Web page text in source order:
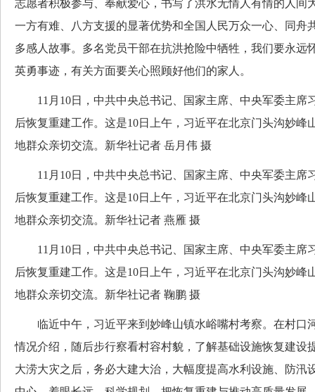
志愿者积极参与、奉献爱心，书写了洪水无情人有情的人间
一方有难、八方支援的显著优势和全国人民万众一心、同舟
多感人故事。多名党员干部在抗洪抢险中牺牲，我们要永远
英勇事迹，有关方面要关心照顾好他们的家人。
11月10日，中共中央总书记、国家主席、中央军委主席
后恢复重建工作。这是10日上午，习近平在北京门头沟妙峰
地群众亲切交流。新华社记者 岳月伟 摄
11月10日，中共中央总书记、国家主席、中央军委主席
后恢复重建工作。这是10日上午，习近平在北京门头沟妙峰
地群众亲切交流。新华社记者 燕雁 摄
11月10日，中共中央总书记、国家主席、中央军委主席
后恢复重建工作。这是10日上午，习近平在北京门头沟妙峰
地群众亲切交流。新华社记者 鞠鹏 摄
临近中午，习近平来到妙峰山镇水峪嘴村考察。在村口
情况介绍，随后步行察看村容村貌，了解基础设施恢复建设
大涝大灾之后，务必大建大治，大幅度提高水利设施、防汛